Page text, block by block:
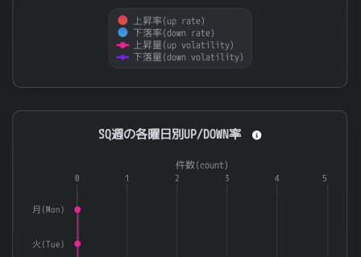
上昇率(up rate)
下落率(down rate)
上昇量(up volatility)
下落量(down volatility)
End of interactive chart.
SQ週の各曜日別UP/DOWN率
Combination chart with 3 data series.
The chart has 1 X axis displaying categories.
件数(count)
月(Mon)
火(Tue)
0 1 2 3 4 5
SQ週の各曜日別UP/DOWN率